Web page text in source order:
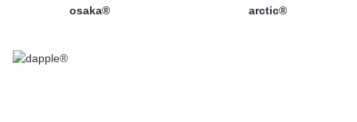
osaka® arctic®